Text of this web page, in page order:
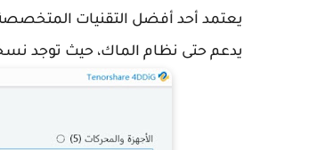
يعتمد أحد أفضل التقنيات
يدعم حتى نظام الماك، حيث توجد